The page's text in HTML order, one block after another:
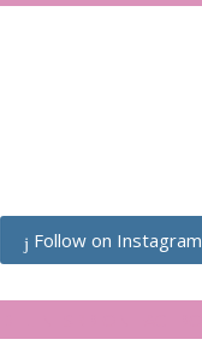
Follow on Instagram